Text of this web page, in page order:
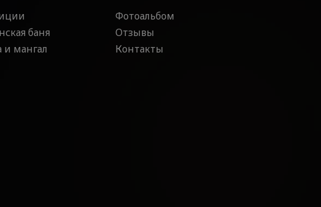
баня
и мангал
Фотоальбом
Отзывы
Контакты